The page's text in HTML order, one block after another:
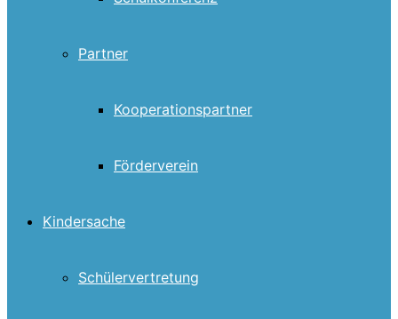
Partner
Kooperationspartner
Förderverein
Kindersache
Schülervertretung